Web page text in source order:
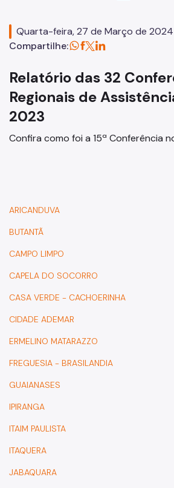
2014
2016
2012
2009
LEGISLAÇÃO
2015
2013
2011
2009
2007
Comunicados
Quarta-feira, 27 de Março de 2024
Compartilhe:
Relatório das 32
Regionais de
2023
Confira como foi a 15ª Conferência
ARICANDUVA
BUTANTÃ
CAMPO LIMPO
CAPELA DO SOCORRO
CASA VERDE - CACHOERINHA
CIDADE ADEMAR
ERMELINO MATARAZZO
FREGUESIA - BRASILANDIA
GUAIANASES
IPIRANGA
ITAIM PAULISTA
ITAQUERA
JABAQUARA